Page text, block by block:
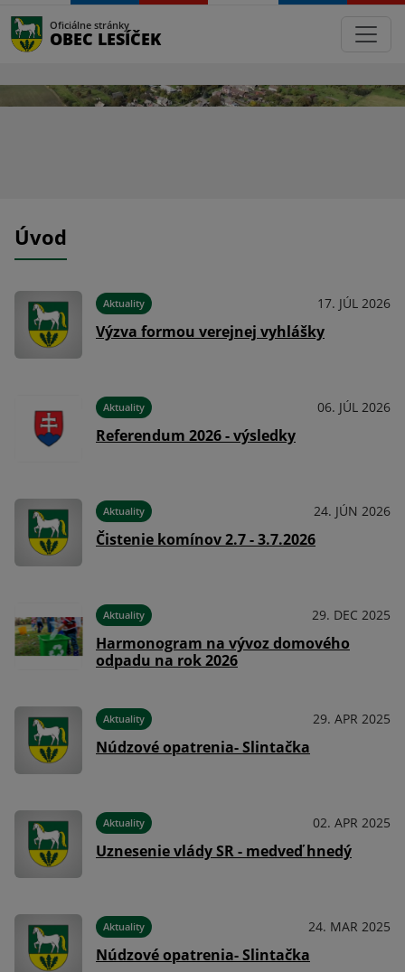
Oficiálne stránky
OBEC LESÍČEK
Úvod
Aktuality 17. JÚL 2026
Výzva formou verejnej vyhlášky
Aktuality 06. JÚL 2026
Referendum 2026 - výsledky
Aktuality 24. JÚN 2026
Čistenie komínov 2.7 - 3.7.2026
Aktuality 29. DEC 2025
Harmonogram na vývoz domového
odpadu na rok 2026
Aktuality 29. APR 2025
Núdzové opatrenia- Slintačka
Aktuality 02. APR 2025
Uznesenie vlády SR - medveď hnedý
Aktuality 24. MAR 2025
Núdzové opatrenia- Slintačka